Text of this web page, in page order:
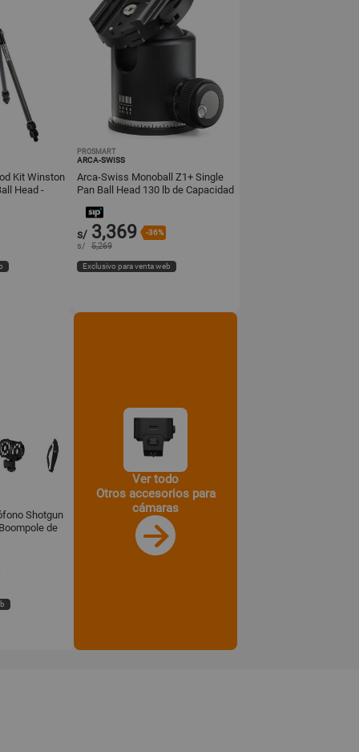
Kit Winston
Head -
PROSMART
ARCA-SWISS
Arca-Swiss Monoball Z1+ Single
Pan Ball Head 130 lb de Capacidad
s/ 3,369 -36%
s/ 5,269
Exclusivo para venta web
Shotgun
de
Ver todo
Otros accesorios para
cámaras